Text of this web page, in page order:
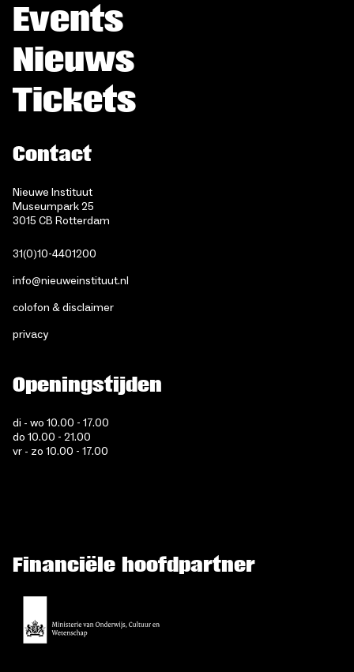
Events
Nieuws
Tickets
Contact
Nieuwe Instituut
Museumpark 25
3015 CB Rotterdam
31(0)10-4401200
info@nieuweinstituut.nl
colofon & disclaimer
privacy
Openingstijden
di - wo 10.00 - 17.00
do 10.00 - 21.00
vr - zo 10.00 - 17.00
Financiële hoofdpartner